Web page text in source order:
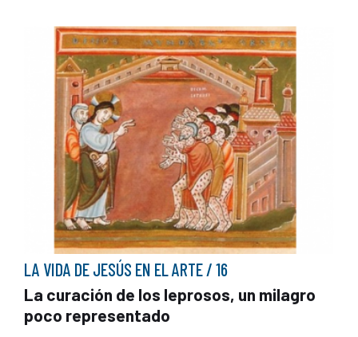
LA VIDA DE JESÚS EN EL ARTE / 16
La curación de los leprosos, un milagro
poco representado